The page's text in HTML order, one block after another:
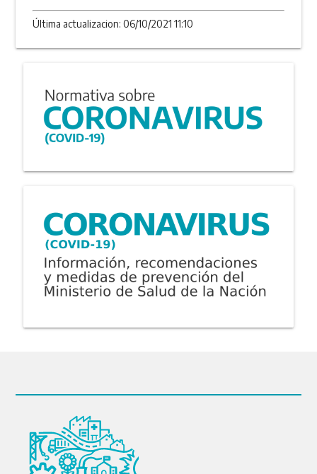
Última actualizacion: 06/10/2021 11:10